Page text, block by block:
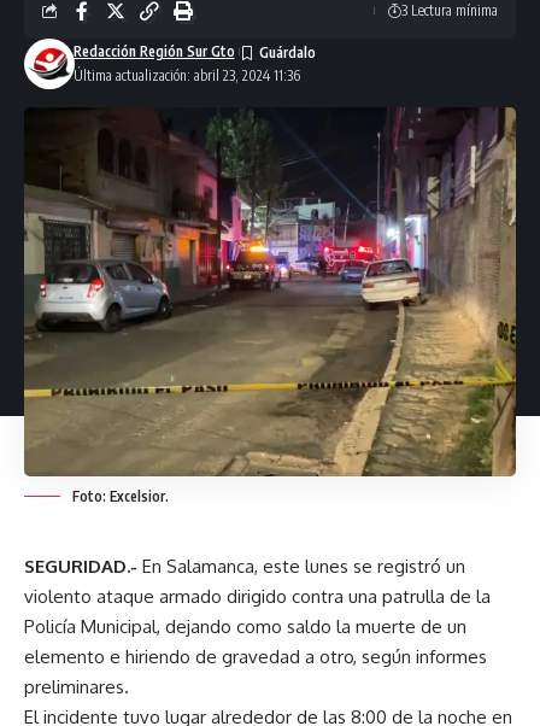
Última actualización: abril 23, 2024 11:36
Redacción Región Sur Gto
3 Lectura mínima
Foto: Excelsior.
SEGURIDAD.- En Salamanca, este lunes se registró un
violento ataque armado dirigido contra una patrulla de la
Policía Municipal, dejando como saldo la muerte de un
elemento e hiriendo de gravedad a otro, según informes
preliminares.
El incidente tuvo lugar alrededor de las 8:00 de la noche en